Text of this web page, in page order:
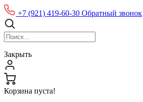
+7 (921) 419-60-30 Обратный звонок
Закрыть
Корзина пуста!